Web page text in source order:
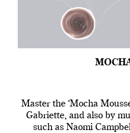
Master the ‘Mocha
Gabriette, and also by
such as Naomi